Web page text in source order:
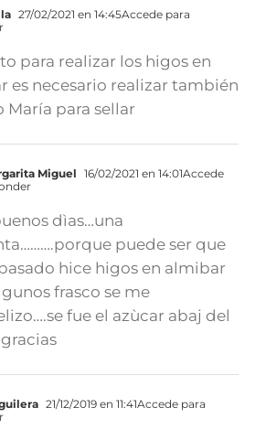
27/02/2021 en 14:45Accede para
para realizar los higos en
es necesario realizar también
María para sellar
Miguel 16/02/2021 en 14:01Accede
dìas…una
puede ser que
hice higos en almibar
frasco se me
fue el azùcar abaj del
21/12/2019 en 11:41Accede para